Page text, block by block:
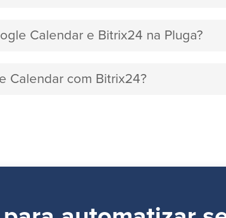
Calendar e Bitrix24 na Pluga?
Calendar com Bitrix24?